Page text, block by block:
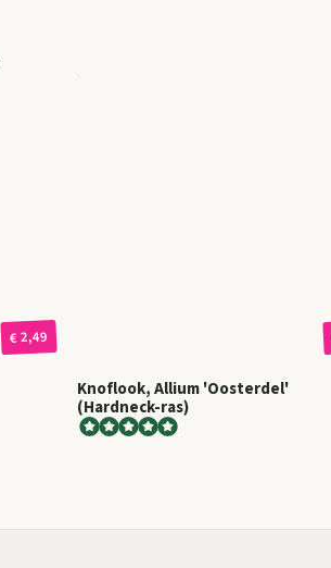
€ 2,49
Knoflook, Allium 'Oosterdel'
(Hardneck-ras)